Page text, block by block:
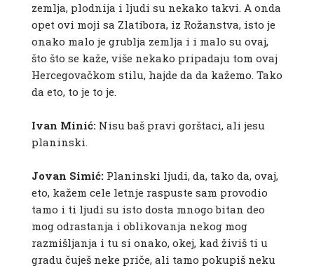
zemlja, plodnija i ljudi su nekako takvi. A onda
opet ovi moji sa Zlatibora, iz Rožanstva, isto je
onako malo je grublja zemlja i i malo su ovaj,
što što se kaže, više nekako pripadaju tom ovaj
Hercegovačkom stilu, hajde da da kažemo. Tako
da eto, to je to je.
Ivan Minić:Nisu baš pravi gorštaci, ali jesu
planinski.
Jovan Simić:Planinski ljudi, da, tako da, ovaj,
eto, kažem cele letnje raspuste sam provodio
tamo i ti ljudi su isto dosta mnogo bitan deo
mog odrastanja i oblikovanja nekog mog
razmišljanja i tu si onako, okej, kad živiš ti u
gradu čuješ neke priče, ali tamo pokupiš neku